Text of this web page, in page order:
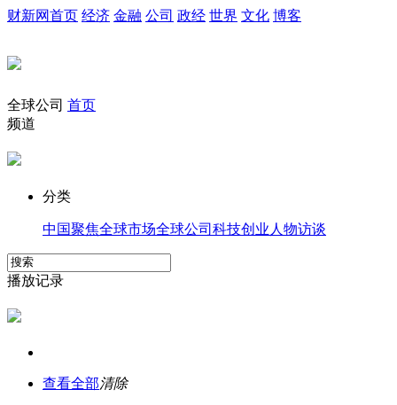
财新网首页 经济 金融 公司 政经 世界 文化 博客
全球公司 首页
频道
分类
中国聚焦全球市场全球公司 科技创业 人物访谈
播放记录
查看全部清除